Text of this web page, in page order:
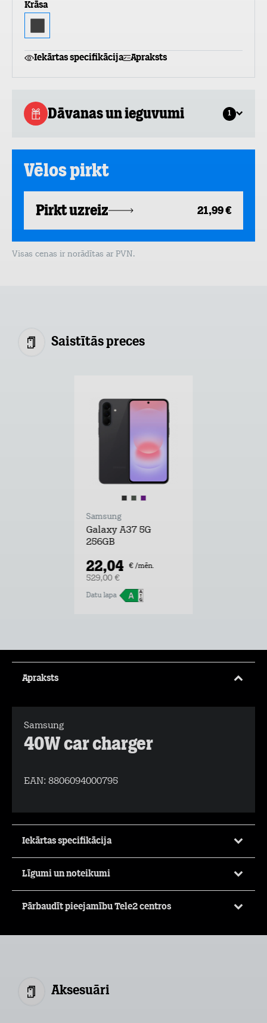
Krāsa
Iekārtas specifikācija Apraksts
Dāvanas un ieguvumi 1
Vēlos pirkt
Pirkt uzreiz 21,99 €
Visas cenas ir norādītas ar PVN.
Saistītās preces
Samsung
Galaxy A37 5G
256GB
22,04 € /mēn.
529,00 €
Datu lapa
Apraksts
Samsung
40W car charger
EAN: 8806094000795
Iekārtas specifikācija
Līgumi un noteikumi
Pārbaudīt pieejamību Tele2 centros
Aksesuāri